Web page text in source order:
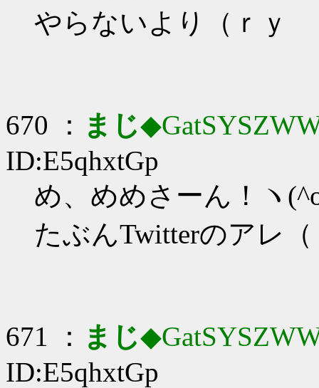
やらないより（ｒｙ
670 ： まじ
ID:E5qhxtGp
め、めめさーん！ヽ
たぶんTwitterのアレ
671 ： まじ
ID:E5qhxtGp